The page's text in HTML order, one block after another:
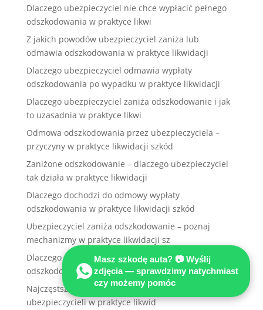
Dlaczego ubezpieczyciel nie chce wypłacić pełnego
odszkodowania w praktyce likwi
Z jakich powodów ubezpieczyciel zaniża lub
odmawia odszkodowania w praktyce likwidacji
Dlaczego ubezpieczyciel odmawia wypłaty
odszkodowania po wypadku w praktyce likwidacji
Dlaczego ubezpieczyciel zaniża odszkodowanie i jak
to uzasadnia w praktyce likwi
Odmowa odszkodowania przez ubezpieczyciela –
przyczyny w praktyce likwidacji szkód
Zaniżone odszkodowanie – dlaczego ubezpieczyciel
tak działa w praktyce likwidacji
Dlaczego dochodzi do odmowy wypłaty
odszkodowania w praktyce likwidacji szkód
Ubezpieczyciel zaniża odszkodowanie – poznaj
mechanizmy w praktyce likwidacji sz
Dlaczego ubezpieczyciel kwestionuje wysokość
odszkodowania w praktyce likwidacji
Najczęstsze powody zaniżania odszkodowań przez
ubezpieczycieli w praktyce likwid
Masz szkodę auta? 📷 Wyślij
zdjęcia — sprawdzimy natychmiast
czy możemy pomóc